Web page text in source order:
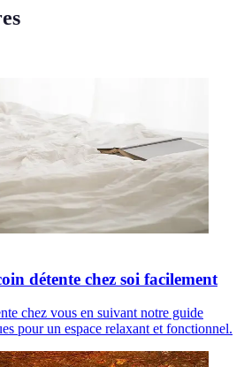
détente chez soi facilement
chez vous en suivant notre guide
pour un espace relaxant et fonctionnel.